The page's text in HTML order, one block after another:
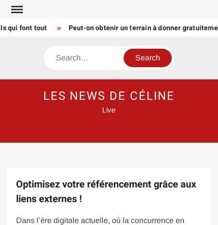
Skip
content
font tout Peut-on obtenir un terrain à donner gratuitement
Search
LES NEWS DE CÉLINE
Live
Optimisez votre référencement grâce aux
liens externes !
Dans l’ère digitale actuelle, où la concurrence en